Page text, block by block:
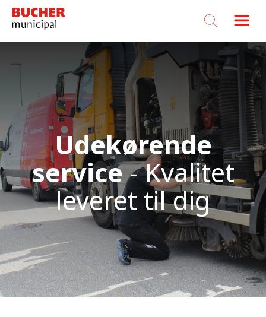
Bucher
Municipal
Udekørende
service- Kvalitet
leveret til dig